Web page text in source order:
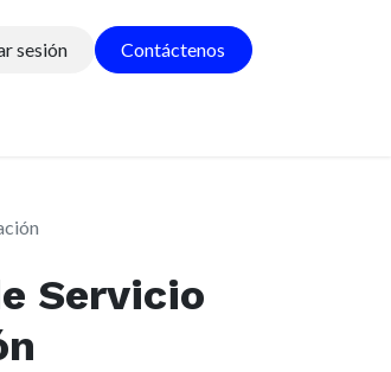
sesión Contáctenos
Servicio